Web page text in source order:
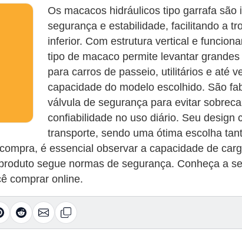
Os macacos hidráulicos tipo garrafa
segurança e estabilidade, facilitando a
inferior. Com estrutura vertical e
tipo de macaco permite levantar
para carros de passeio, utilitários e até
capacidade do modelo escolhido. São
válvula de segurança para evitar
confiabilidade no uso diário. Seu design
transporte, sendo uma ótima escolha
é essencial observar a capacidade de
segue normas de segurança. Conheça a
comprar online.